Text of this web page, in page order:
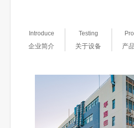
Introduce
企业简介
Testing
关于设备 产